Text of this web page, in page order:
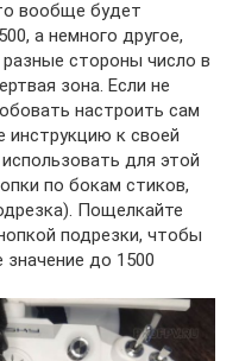
вообще будет
а немного другое,
стороны число в
зона. Если не
настроить сам
инструкцию к своей
для этой
по бокам стиков,
Пощелкайте
подрезки, чтобы
значение до 1500